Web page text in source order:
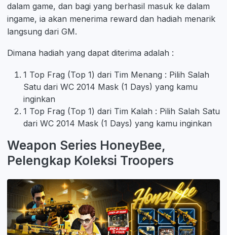
dalam game, dan bagi yang berhasil masuk ke dalam
ingame, ia akan menerima reward dan hadiah menarik
langsung dari GM.
Dimana hadiah yang dapat diterima adalah :
1 Top Frag (Top 1) dari Tim Menang : Pilih Salah
Satu dari WC 2014 Mask (1 Days) yang kamu
inginkan
1 Top Frag (Top 1) dari Tim Kalah : Pilih Salah Satu
dari WC 2014 Mask (1 Days) yang kamu inginkan
Weapon Series HoneyBee,
Pelengkap Koleksi Troopers